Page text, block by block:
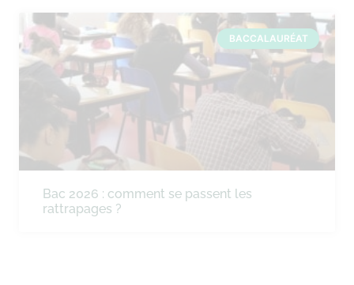
BACCALAURÉAT
Bac 2026 : comment se passent les
rattrapages ?